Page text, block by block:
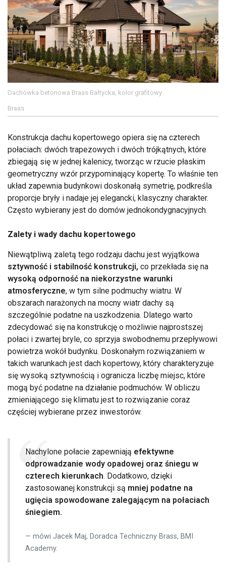
Dachówka betonowa Braas Bałtycka, kolor grafitowy
Braas
Konstrukcja dachu kopertowego opiera się na czterech
połaciach: dwóch trapezowych i dwóch trójkątnych, które
zbiegają się w jednej kalenicy, tworząc w rzucie płaskim
geometryczny wzór przypominający kopertę. To właśnie ten
układ zapewnia budynkowi doskonałą symetrię, podkreśla
proporcje bryły i nadaje jej elegancki, klasyczny charakter.
Często wybierany jest do domów jednokondygnacyjnych.
Zalety i wady dachu kopertowego
Niewątpliwą zaletą tego rodzaju dachu jest wyjątkowa
sztywność i stabilność konstrukcji, co przekłada się na
wysoką odporność na niekorzystne warunki
atmosferyczne, w tym silne podmuchy wiatru. W
obszarach narażonych na mocny wiatr dachy są
szczególnie podatne na uszkodzenia. Dlatego warto
zdecydować się na konstrukcję o możliwie najprostszej
połaci i zwartej bryle, co sprzyja swobodnemu przepływowi
powietrza wokół budynku. Doskonałym rozwiązaniem w
takich warunkach jest dach kopertowy, który charakteryzuje
się wysoką sztywnością i ogranicza liczbę miejsc, które
mogą być podatne na działanie podmuchów. W obliczu
zmieniającego się klimatu jest to rozwiązanie coraz
częściej wybierane przez inwestorów.
Nachylone połacie zapewniają efektywne
odprowadzanie wody opadowej oraz śniegu w
czterech kierunkach. Dodatkowo, dzięki
zastosowanej konstrukcji są mniej podatne na
ugięcia spowodowane zalegającym na połaciach
śniegiem.
mówi Jacek Maj, Doradca Techniczny Brass, BMI
Academy.